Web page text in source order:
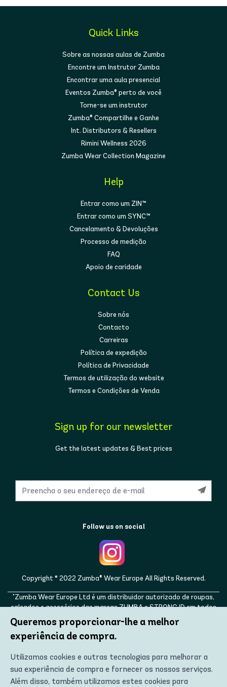
Quick Links
Sobre as nossas aulas de Zumba
Encontre um Instrutor Zumba
Encontrar uma aula presencial
Eventos Zumba® perto de você
Torne-se um instrutor
Zumba® Compartilhe e Ganhe
Int. Distributors & Resellers
Rimini Wellness 2026
Zumba Wear Collection Magazine
Help
Entrar como um ZIN™
Entrar como um SYNC™
Cancelamento & Devoluções
Processo de medição
FAQ
Apoio de caridade
Contact Us
Sobre nós
Contacto
Carreiras
Política de expedição
Política de Privacidade
Termos de utilização do website
Termos e Condições de Venda
Sign up for our newsletter
Get the latest updates & Best prices
Follow us on social
Copyright © 2022 Zumba® Wear Europe All Rights Reserved.
"Zumba Wear Europe Ltd é um distribuidor autorizado de roupas,
calçados e acessórios das marcas ZUMBA e STRONG ID em todos
os países europeus, bem como no Reino Unido, Noruega, Suíça,
Islândia, Ucrânia, Moldávia, Turquia, Rússia. ZUMBA, STRONG ID e os
logotipos ZUMBA e STRONG ID são marcas registradas da Zumba
Queremos proporcionar-lhe a melhor
experiência de compra.
Utilizamos cookies e outras tecnologias para melhorar a
sua experiência de compra e fornecer os nossos serviços.
Além disso, também utilizamos estes cookies para